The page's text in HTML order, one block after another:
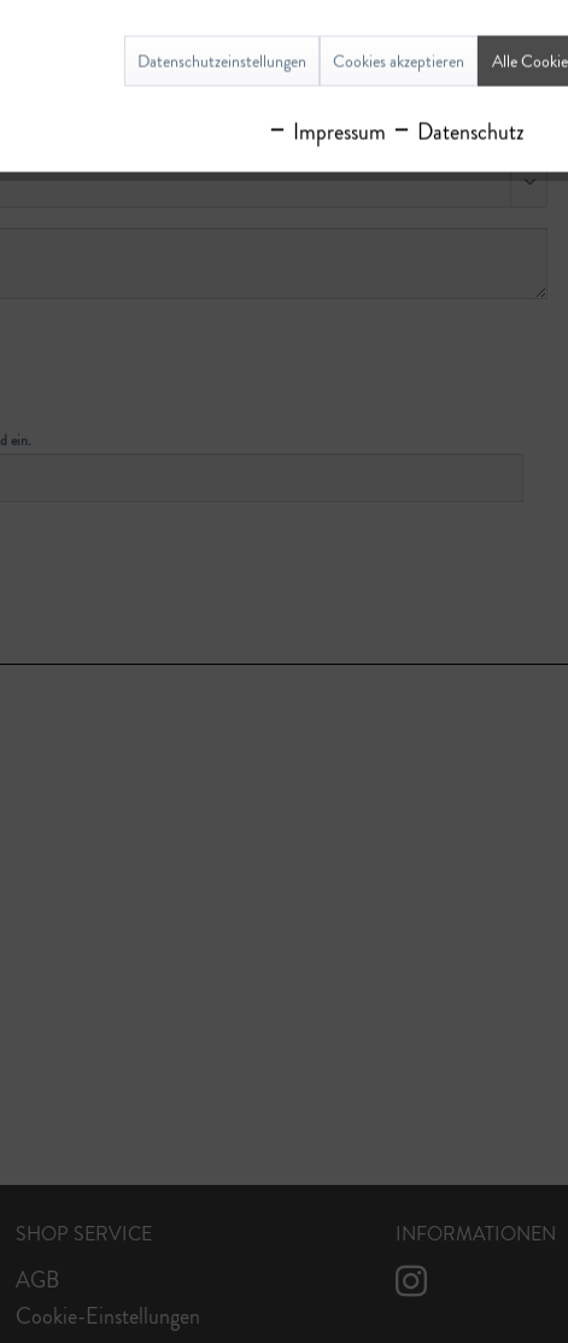
ein.
SHOP SERVICE
AGB
Cookie-Einstellungen
INFORMATIONEN
Datenschutzeinstellungen Cookies akzeptieren Alle
Impressum Datenschutz